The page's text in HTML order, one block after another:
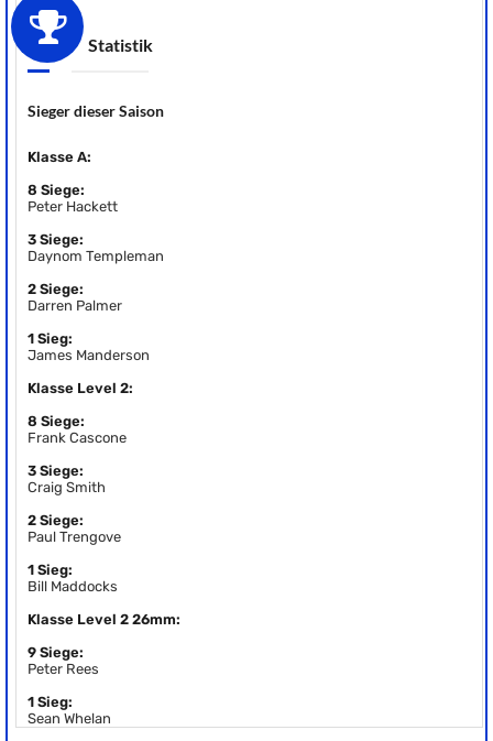
Statistik
Sieger dieser Saison
Klasse A:
8 Siege:
Peter Hackett
3 Siege:
Daynom Templeman
2 Siege:
Darren Palmer
1 Sieg:
James Manderson
Klasse Level 2:
8 Siege:
Frank Cascone
3 Siege:
Craig Smith
2 Siege:
Paul Trengove
1 Sieg:
Bill Maddocks
Klasse Level 2 26mm:
9 Siege:
Peter Rees
1 Sieg:
Sean Whelan